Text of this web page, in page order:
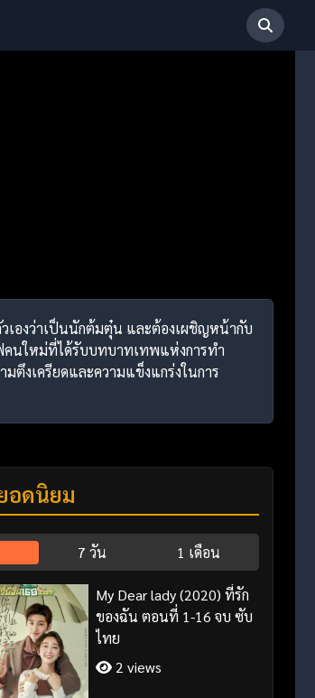
วเองว่าเป็นนักต้มตุ๋น และต้องเผชิญหน้ากับ
คนใหม่ที่ได้รับบทบาทเทพแห่งการทำ
ตึงเครียดและความแข็งแกร่งในการ
อดนิยม
7 วัน 1 เดือน
My Dear lady (2020) ที่รัก
ของฉัน ตอนที่ 1-16 จบ ซับ
ไทย
2 views